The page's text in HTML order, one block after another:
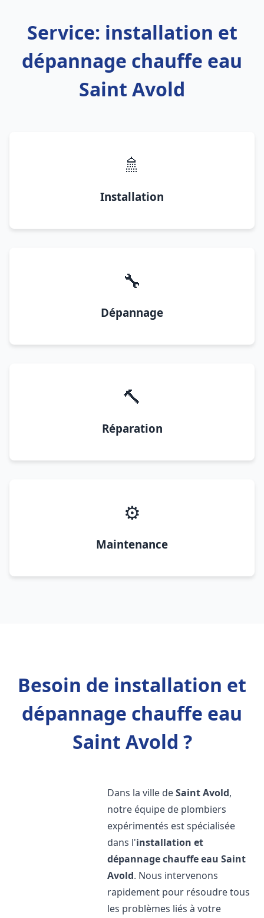
Service: installation et
dépannage chauffe eau
Saint Avold
🚿
Installation
🔧
Dépannage
🔨
Réparation
⚙️
Maintenance
Besoin de installation et
dépannage chauffe eau
Saint Avold ?
Dans la ville deSaint Avold,
notre équipe de plombiers
expérimentés est spécialisée
dans l'installation et
dépannage chauffe eau Saint
Avold. Nous intervenons
rapidement pour résoudre tous
les problèmes liés à votre